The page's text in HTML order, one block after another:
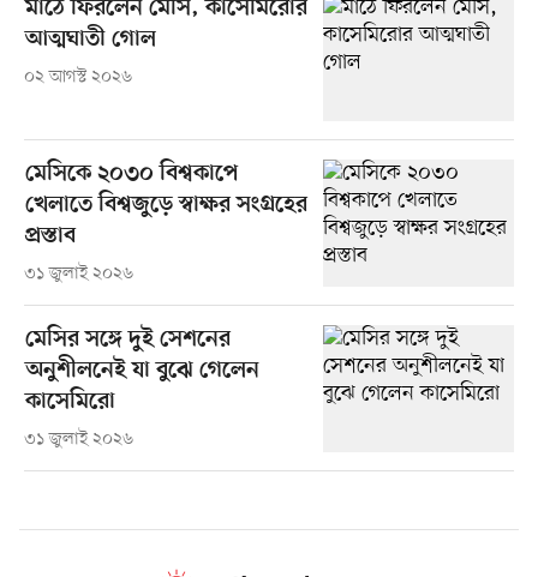
মাঠে ফিরলেন মেসি, কাসেমিরোর
আত্মঘাতী গোল
০২ আগস্ট ২০২৬
মেসিকে ২০৩০ বিশ্বকাপে
খেলাতে বিশ্বজুড়ে স্বাক্ষর সংগ্রহের
প্রস্তাব
৩১ জুলাই ২০২৬
মেসির সঙ্গে দুই সেশনের
অনুশীলনেই যা বুঝে গেলেন
কাসেমিরো
৩১ জুলাই ২০২৬